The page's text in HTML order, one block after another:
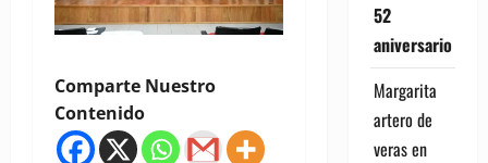
Comparte Nuestro
Contenido
52
aniversario
Margarita
artero de
verasen